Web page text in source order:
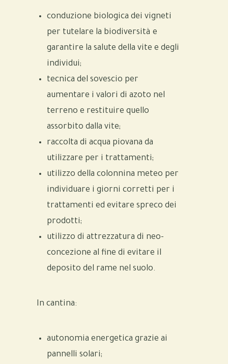
conduzione biologica dei vigneti
per tutelare la biodiversità e
garantire la salute della vite e degli
individui;
tecnica del sovescio per
aumentare i valori di azoto nel
terreno e restituire quello
assorbito dalla vite;
raccolta di acqua piovana da
utilizzare per i trattamenti;
utilizzo della colonnina meteo per
individuare i giorni corretti per i
trattamenti ed evitare spreco dei
prodotti;
utilizzo di attrezzatura di neo-
concezione al fine di evitare il
deposito del rame nel suolo.
In cantina:
autonomia energetica grazie ai
pannelli solari;